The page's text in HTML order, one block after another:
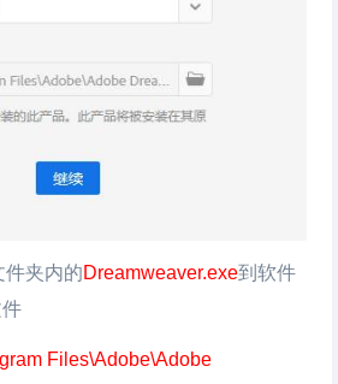
件夹内的Dreamweaver.exe到软件
Files\Adobe\Adobe